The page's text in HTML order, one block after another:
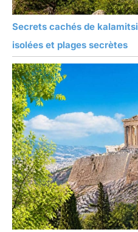
Secrets cachés de
isolées et plages secrètes